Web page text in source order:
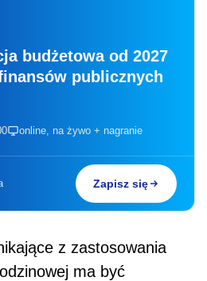
budżetowa od 2027
publicznych
online, na żywo + nagranie
Zapisz się
z zastosowania
ma być